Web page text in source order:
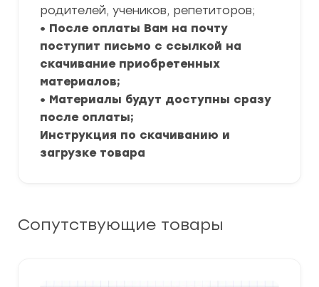
родителей, учеников, репетиторов;
• После оплаты Вам на почту
поступит письмо с ссылкой на
скачивание приобретенных
материалов;
• Материалы будут доступны сразу
после оплаты;
Инструкция по скачиванию и
загрузке товара
Сопутствующие товары